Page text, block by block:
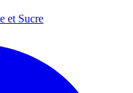
et Sucre